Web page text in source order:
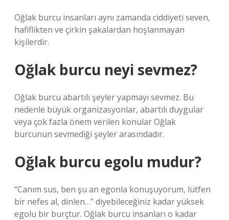
Oğlak burcu insanları aynı zamanda ciddiyeti seven,
hafiflikten ve çirkin şakalardan hoşlanmayan
kişilerdir.
Oğlak burcu neyi sevmez?
Oğlak burcu abartılı şeyler yapmayı sevmez. Bu
nedenle büyük organizasyonlar, abartılı duygular
veya çok fazla önem verilen konular Oğlak
burcunun sevmediği şeyler arasındadır.
Oğlak burcu egolu mudur?
“Canım sus, ben şu an egonla konuşuyorum, lütfen
bir nefes al, dinlen…” diyebileceğiniz kadar yüksek
egolu bir burçtur. Oğlak burcu insanları o kadar